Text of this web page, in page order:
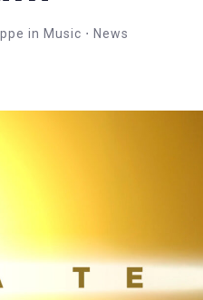
in Music ⋅ News